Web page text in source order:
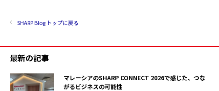
SHARP Blog トップに戻る
最新の記事
マレーシアのSHARP CONNECT 2026で感じた、つな
がるビジネスの可能性